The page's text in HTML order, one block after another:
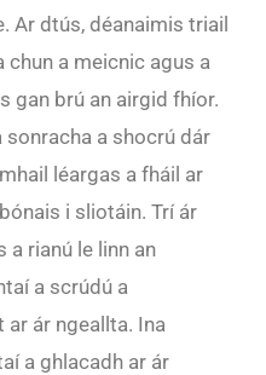
Ar dtús, déanaimis triail
chun a meicnic agus a
gan brú an airgid fhíor.
a shocrú dár
léargas a fháil ar
i sliotáin. Trí ár
a rianú le linn an
a scrúdú a
ar ár ngeallta. Ina
a ghlacadh ar ár